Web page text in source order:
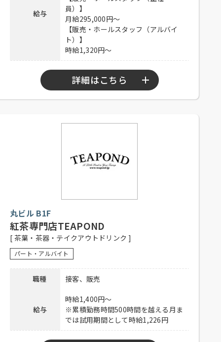
連絡先 03-6551-2899 担当：新城
給与
員）】
月給295,000円～
【販売・ホールスタッフ（アルバイ
ト）】
時給1,320円～
詳細はこちら
アルバイト）】
月～土 8：30～20：30
日祝 8：30～19：30
応募資格
シフト制
1日4時間以上、週2日以上勤務可能な
方
高校生不可、主婦歓迎、フリーター
歓迎、経験者優遇、未経験者可、土
社員登用有り、昇給有り、賞与有り、
社保完備、制服貸与、社内割引有
り、交通費全額支給
応募方法
電話連絡後、履歴書持参のうえ、ご
丸ビル B1F
紅茶専門店TEAPOND
[ 茶葉・茶器・テイクアウトドリンク ]
パート・アルバイト
職種 接客、販売
給与
時給1,400円～
※累積勤務時間500時間を越える月ま
では試用期間として時給1,226円